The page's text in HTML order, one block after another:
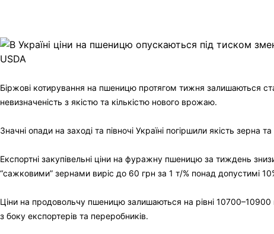
Link
Print
Біржові котирування на пшеницю протягом тижня залишаються
невизначеність з якістю та кількістю нового врожаю.
Значні опади на заході та півночі Україні погіршили якість
Експортні закупівельні ціни на фуражну пшеницю за тиждень
“сажковими” зернами виріс до 60 грн за 1 т/% понад допустимі
Ціни на продовольчу пшеницю залишаються на рівні
з боку експортерів та переробників.